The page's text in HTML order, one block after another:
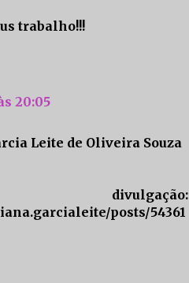
trabalho!!!
20:05
Leite de Oliveira Souza
posts/54361